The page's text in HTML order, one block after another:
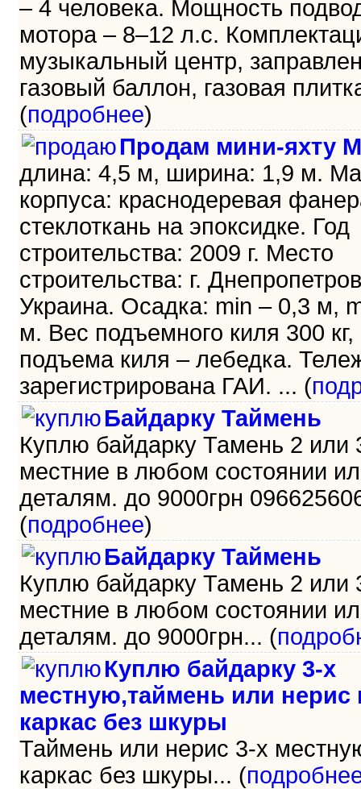
– 4 человека. Мощность
мотора – 8–12 л.с.
музыкальный центр,
газовый баллон, газовая
(подробнее)
Продам мини-яхту
длина: 4,5 м, ширина: 1,9 м.
корпуса: краснодеревая
стеклоткань на эпоксидке. Год
строительства: 2009 г. Место
строительства: г.
Украина. Осадка: min – 0,3 м,
м. Вес подъемного киля 300
подъема киля – лебедка.
зарегистрирована ГАИ. ... (
Байдарку Таймень
Куплю байдарку Тамень 2 или
местние в любом состоянии
деталям. до 9000грн
(подробнее)
Байдарку Таймень
Куплю байдарку Тамень 2 или
местние в любом состоянии
деталям. до 9000грн... (
Куплю байдарку 3-х
местную,таймень или нерис
каркас без шкуры
Таймень или нерис 3-х
каркас без шкуры... (